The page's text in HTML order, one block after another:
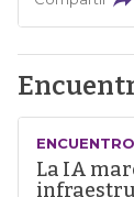
La IA